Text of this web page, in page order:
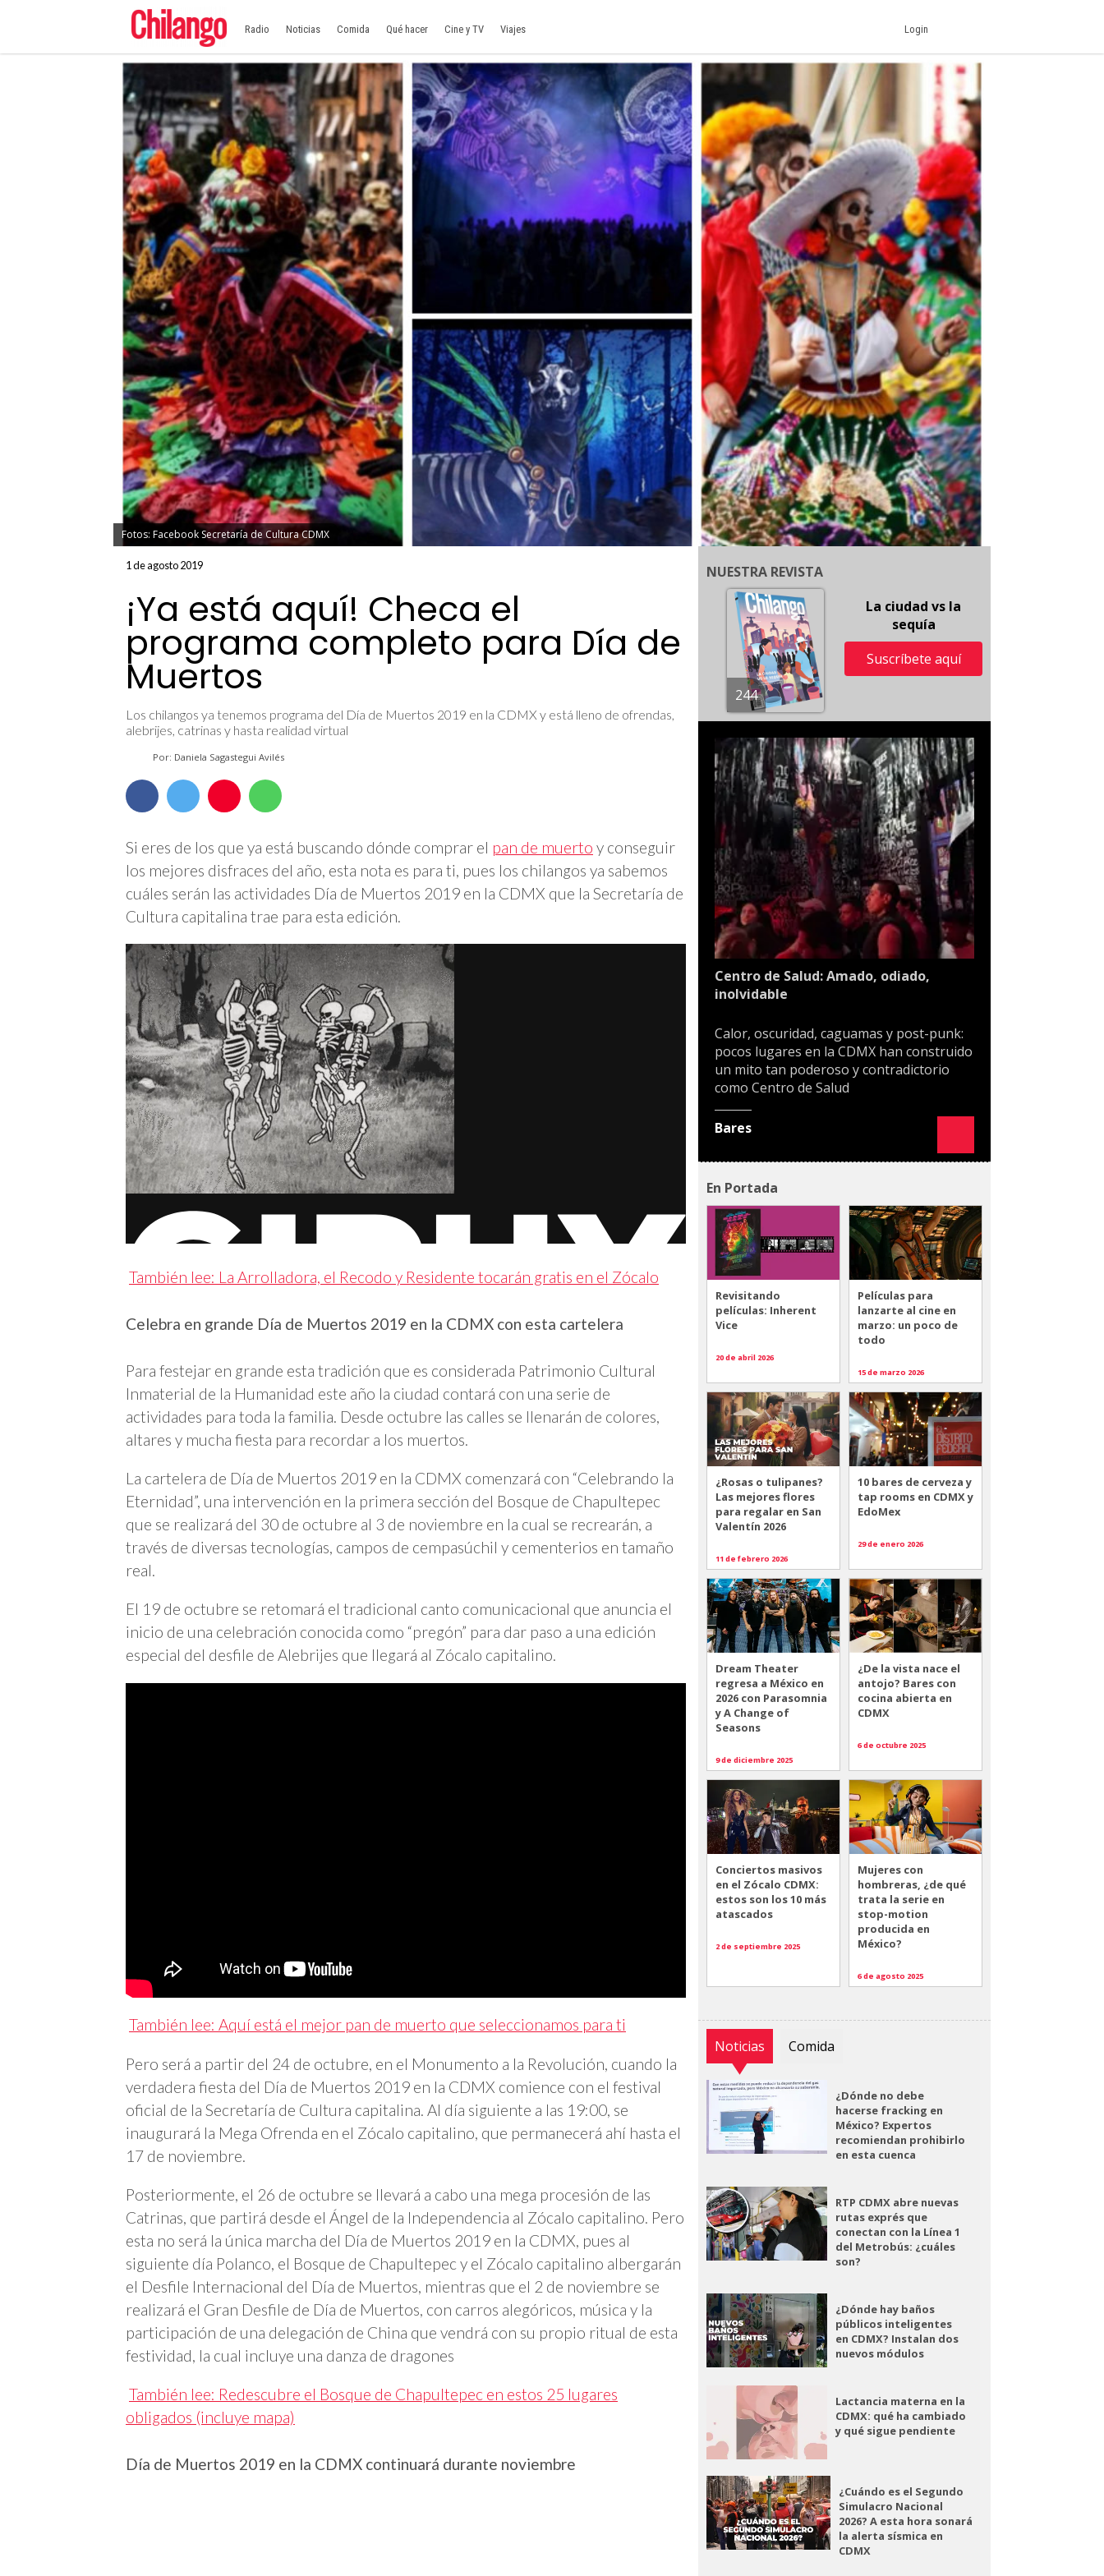
Radio Noticias Comida Qué hacer Cine y TV Viajes Login
Fotos: Facebook Secretaría de Cultura CDMX
1 de agosto 2019
¡Ya está aquí! Checa el
programa completo para Día de
Muertos
Los chilangos ya tenemos programa del Día de Muertos 2019 en la CDMX y está lleno de ofrendas,
alebrijes, catrinas y hasta realidad virtual
Por: Daniela Sagastegui Avilés
Si eres de los que ya está buscando dónde comprar el pan de muerto y conseguir
los mejores disfraces del año, esta nota es para ti, pues los chilangos ya sabemos
cuáles serán las actividades Día de Muertos 2019 en la CDMX que la Secretaría de
Cultura capitalina trae para esta edición.
También lee: La Arrolladora, el Recodo y Residente tocarán gratis en el Zócalo
Celebra en grande Día de Muertos 2019 en la CDMX con esta cartelera
Para festejar en grande esta tradición que es considerada Patrimonio Cultural
Inmaterial de la Humanidad este año la ciudad contará con una serie de
actividades para toda la familia. Desde octubre las calles se llenarán de colores,
altares y mucha fiesta para recordar a los muertos.
La cartelera de Día de Muertos 2019 en la CDMX comenzará con “Celebrando la
Eternidad”, una intervención en la primera sección del Bosque de Chapultepec
que se realizará del 30 de octubre al 3 de noviembre en la cual se recrearán, a
través de diversas tecnologías, campos de cempasúchil y cementerios en tamaño
real.
El 19 de octubre se retomará el tradicional canto comunicacional que anuncia el
inicio de una celebración conocida como “pregón” para dar paso a una edición
especial del desfile de Alebrijes que llegará al Zócalo capitalino.
También lee: Aquí está el mejor pan de muerto que seleccionamos para ti
Pero será a partir del 24 de octubre, en el Monumento a la Revolución, cuando la
verdadera fiesta del Día de Muertos 2019 en la CDMX comience con el festival
oficial de la Secretaría de Cultura capitalina. Al día siguiente a las 19:00, se
inaugurará la Mega Ofrenda en el Zócalo capitalino, que permanecerá ahí hasta el
17 de noviembre.
Posteriormente, el 26 de octubre se llevará a cabo una mega procesión de las
Catrinas, que partirá desde el Ángel de la Independencia al Zócalo capitalino. Pero
esta no será la única marcha del Día de Muertos 2019 en la CDMX, pues al
siguiente día Polanco, el Bosque de Chapultepec y el Zócalo capitalino albergarán
el Desfile Internacional del Día de Muertos, mientras que el 2 de noviembre se
realizará el Gran Desfile de Día de Muertos, con carros alegóricos, música y la
participación de una delegación de China que vendrá con su propio ritual de esta
festividad, la cual incluye una danza de dragones
También lee: Redescubre el Bosque de Chapultepec en estos 25 lugares
obligados (incluye mapa)
Día de Muertos 2019 en la CDMX continuará durante noviembre
NUESTRA REVISTA
244
La ciudad vs la
sequía
Suscríbete aquí
Centro de Salud: Amado, odiado,
inolvidable
Calor, oscuridad, caguamas y post-punk:
pocos lugares en la CDMX han construido
un mito tan poderoso y contradictorio
como Centro de Salud
Bares
En Portada
Revisitando
películas: Inherent
Vice
20 de abril 2026
Películas para
lanzarte al cine en
marzo: un poco de
todo
15 de marzo 2026
¿Rosas o tulipanes?
Las mejores flores
para regalar en San
Valentín 2026
11 de febrero 2026
10 bares de cerveza y
tap rooms en CDMX y
EdoMex
29 de enero 2026
Dream Theater
regresa a México en
2026 con Parasomnia
y A Change of
Seasons
9 de diciembre 2025
¿De la vista nace el
antojo? Bares con
cocina abierta en
CDMX
6 de octubre 2025
Conciertos masivos
en el Zócalo CDMX:
estos son los 10 más
atascados
2 de septiembre 2025
Mujeres con
hombreras, ¿de qué
trata la serie en
stop-motion
producida en
México?
6 de agosto 2025
Noticias Comida
¿Dónde no debe
hacerse fracking en
México? Expertos
recomiendan prohibirlo
en esta cuenca
RTP CDMX abre nuevas
rutas exprés que
conectan con la Línea 1
del Metrobús: ¿cuáles
son?
¿Dónde hay baños
públicos inteligentes
en CDMX? Instalan dos
nuevos módulos
Lactancia materna en la
CDMX: qué ha cambiado
y qué sigue pendiente
¿Cuándo es el Segundo
Simulacro Nacional
2026? A esta hora sonará
la alerta sísmica en
CDMX